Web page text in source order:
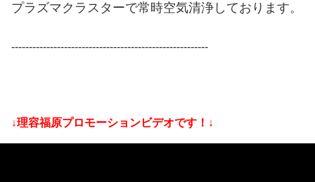
プラズマクラスターで常時空気清浄しております。
--------------------------------------------------------
↓理容福原プロモーションビデオです！↓